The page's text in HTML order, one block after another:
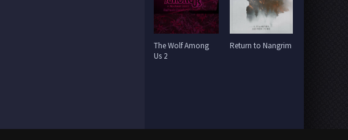
The Wolf Among
Us 2
Return to Nangrim